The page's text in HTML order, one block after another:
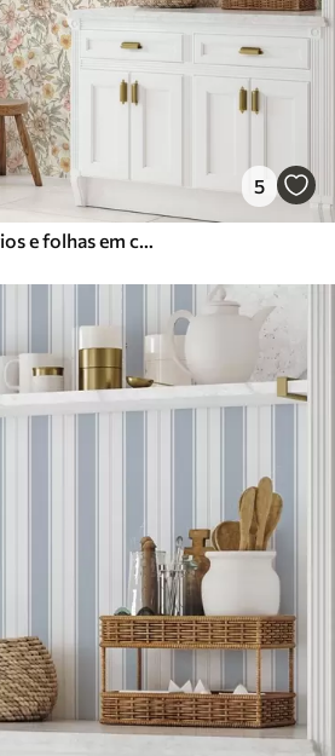
5
Margaridas, peónias, lírios e folhas em cores delicadas